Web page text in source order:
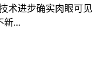
术进步确实肉眼可见
新...